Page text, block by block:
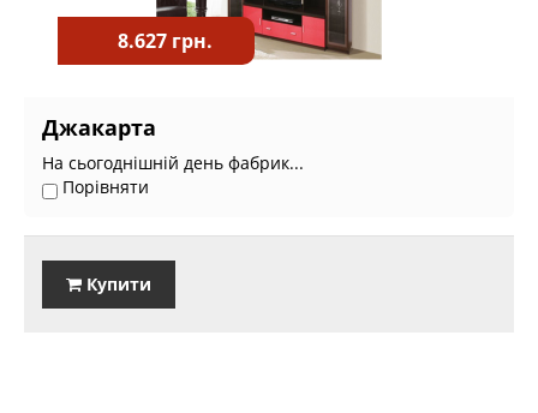
8.627 грн.
Джакарта
На сьогоднішній день фабрик...
Порівняти
Купити